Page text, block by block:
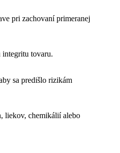
pri zachovaní primeranej
integritu tovaru.
sa predišlo rizikám
liekov, chemikálií alebo